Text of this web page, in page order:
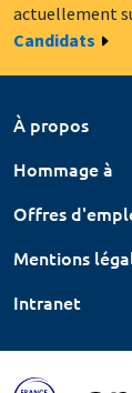
actuellement
Candidats
À propos
Hommage à
Offres
Mentions
Intranet